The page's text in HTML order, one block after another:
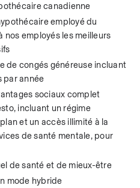
canadienne
employé du
nos employés les meilleurs
de congés généreuse incluant
par année
sociaux complet
incluant un régime
et un accès illimité à la
de santé mentale, pour
de santé et de mieux-être
mode hybride